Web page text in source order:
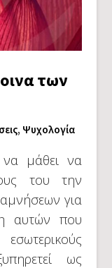
των
, Ψυχολογία
να μάθει να
του την
για
αυτών που
ως